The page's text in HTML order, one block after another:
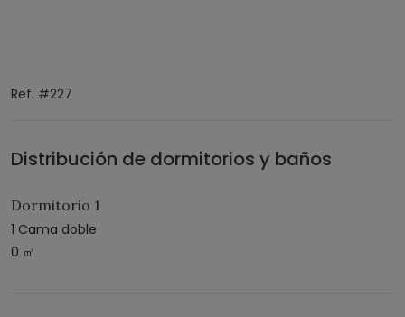
Ref. #227
Distribución de dormitorios y baños
Dormitorio 1
1 Cama doble
0 ㎡